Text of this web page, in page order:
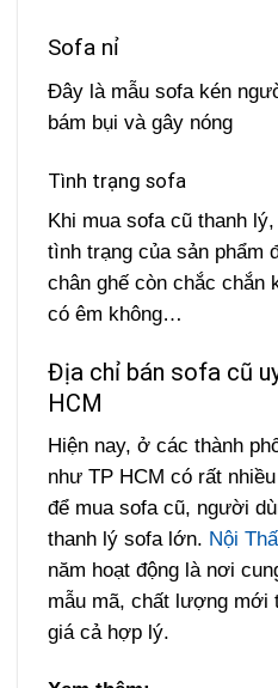
Sofa nỉ
Đây là mẫu sofa kén
bám bụi và gây nóng
Tình trạng sofa
Khi mua sofa cũ thanh
tình trạng của sản phẩm
chân ghế còn chắc chắn
có êm không…
Địa chỉ bán sofa cũ
HCM
Hiện nay, ở các thành
như TP HCM có rất
để mua sofa cũ, người
thanh lý sofa lớn. Nội
năm hoạt động là nơi
mẫu mã, chất lượng mới
giá cả hợp lý.